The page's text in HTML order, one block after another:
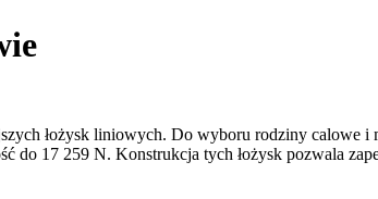
łożysk liniowych. Do wyboru rodziny calowe i
do 17 259 N. Konstrukcja tych łożysk pozwala